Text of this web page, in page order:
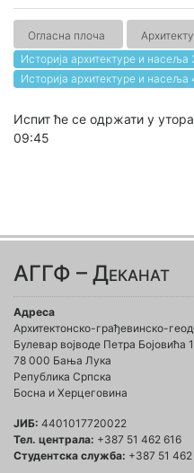
Огласна плоча
Историја архитектуре и
Историја архитектуре и
Испит ће се одржати у
09:45
АГГФ – Деканат
Адреса
Архитектонско-грађевинско-
Булевар војводе Петра Бојовића
78 000 Бања Лука
Република Српска
Босна и Херцеговина
ЈИБ: 4401017720022
Тел. централа: +387 51 462 616
Студентска служба: +387 51